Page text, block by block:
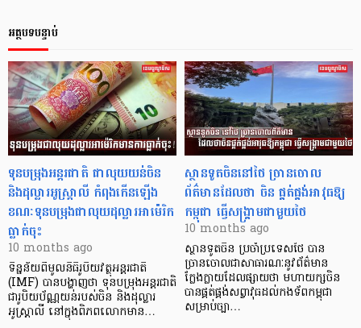
អត្ថបទបន្ទាប់
ទុនបម្រុងអន្តរជាតិ ជាលុយយន់ចិន
និងដុល្លារអូស្ត្រាលី កំពុងកើនឡើង
ខណៈទុនបម្រុងជាលុយដុល្លារអាម៉េរិក
ធ្លាក់ចុះ
10 months ago
ទិន្នន័យពីមូលនិធិរូបិយវត្ថុអន្តរជាតិ
(IMF) បានបង្ហាញថា ទុនបម្រុងអន្តរជាតិ
ជារូបិយប័ណ្ណយន់របស់ចិន និងដុល្លារ
អូស្ត្រាលី នៅក្នុងពិភពលោកមាន…
ស្ថានទូតចិននៅថៃ ច្រានចោល
ព័ត៌មានដែលថា ចិន ផ្គត់ផ្គង់អាវុធឱ្យ
កម្ពុជា ធ្វើសង្គ្រាមជាមួយថៃ
10 months ago
ស្ថានទូតចិន ប្រចាំប្រទេសថៃ បាន
ច្រានចោលជាសាធារណៈនូវព័ត៌មាន
ក្លែងក្លាយដែលផ្សាយថា មហាយក្សចិន
បានផ្គត់ផ្គង់សព្វាវុធដល់កងទ័ពកម្ពុជា
សម្រាប់ច្បា…